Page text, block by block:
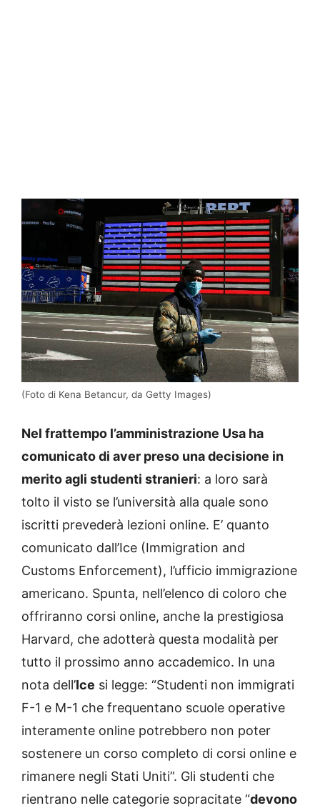
(Foto di Kena Betancur, da Getty Images)
Nel frattempo l’amministrazione Usa ha
comunicato di aver preso una decisione in
merito agli studenti stranieri: a loro sarà
tolto il visto se l’università alla quale sono
iscritti prevederà lezioni online. E’ quanto
comunicato dall’Ice (Immigration and
Customs Enforcement), l’ufficio immigrazione
americano. Spunta, nell’elenco di coloro che
offriranno corsi online, anche la prestigiosa
Harvard, che adotterà questa modalità per
tutto il prossimo anno accademico. In una
nota dell’Ice si legge: “Studenti non immigrati
F-1 e M-1 che frequentano scuole operative
interamente online potrebbero non poter
sostenere un corso completo di corsi online e
rimanere negli Stati Uniti”. Gli studenti che
rientrano nelle categorie sopracitate “devono